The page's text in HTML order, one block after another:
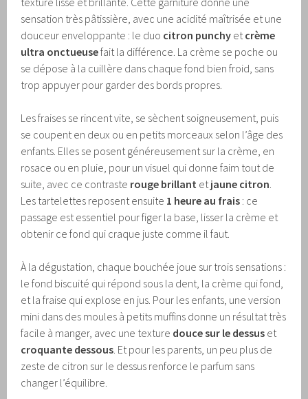
sensation très pâtissière, avec une acidité maîtrisée et une
douceur enveloppante : le duo citron punchy et crème
ultra onctueusefait la différence. La crème se poche ou
se dépose à la cuillère dans chaque fond bien froid, sans
trop appuyer pour garder des bords propres.
Les fraises se rincent vite, se sèchent soigneusement, puis
se coupent en deux ou en petits morceaux selon l’âge des
enfants. Elles se posent généreusement sur la crème, en
rosace ou en pluie, pour un visuel qui donne faim tout de
suite, avec ce contraste rouge brillant et jaune citron
Les tartelettes reposent ensuite 1 heure au frais : ce
passage est essentiel pour figer la base, lisser la crème et
obtenir ce fond qui craque juste comme il faut.
À la dégustation, chaque bouchée joue sur trois sensations :
le fond biscuité qui répond sous la dent, la crème qui fond,
et la fraise qui explose en jus. Pour les enfants, une version
mini dans des moules à petits muffins donne un résultat très
facile à manger, avec une texture douce sur le dessus et
croquante dessous . Et pour les parents, un peu plus de
zeste de citron sur le dessus renforce le parfum sans
changer l’équilibre.